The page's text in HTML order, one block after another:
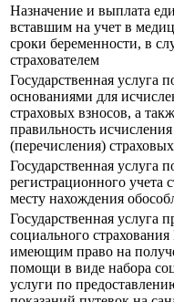
Назначение и выплата
вставшим на учет в
сроки беременности, в
страхователем
Государственная услуга
основаниями для
страховых взносов, а
правильность
(перечисления)
Государственная услуга
регистрационного учета
месту нахождения
Государственная услуга
социального
имеющим право на
помощи в виде набора
услуги по